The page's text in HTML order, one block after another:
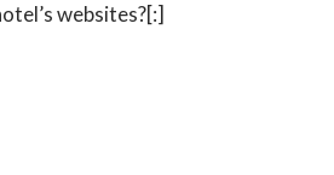
websites?[:]